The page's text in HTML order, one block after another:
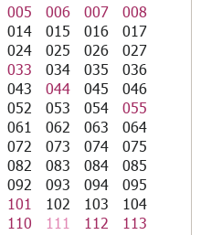
005 006 007
008
014 015 016
017
024 025 026
027
033 034 035
036
043 044 045
046
052 053 054
055
061 062 063
064
072 073 074
075
082 083 084
085
092 093 094
095
101 102 103
104
110 111 112
113